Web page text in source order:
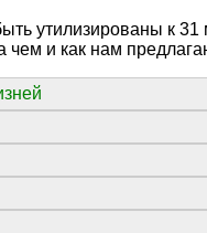
утилизированы к 31
чем и как нам